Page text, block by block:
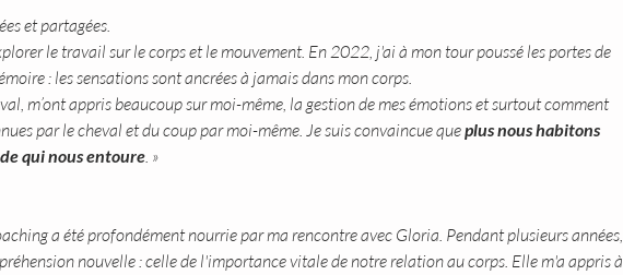
et partagées.
le travail sur le corps et le mouvement. En 2022, j'ai à mon tour poussé les portes de
: les sensations sont ancrées à jamais dans mon corps.
m’ont appris beaucoup sur moi-même, la gestion de mes émotions et surtout comment
par le cheval et du coup par moi-même. Je suis convaincue que plus nous habitons
qui nous entoure. »
a été profondément nourrie par ma rencontre avec Gloria. Pendant plusieurs années,
nouvelle : celle de l'importance vitale de notre relation au corps. Elle m'a appris à